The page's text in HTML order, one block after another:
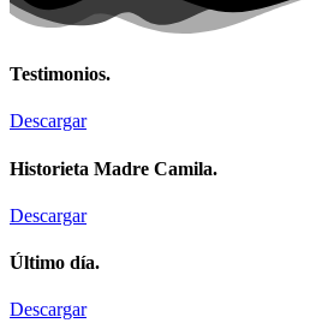
Testimonios.
Descargar
Historieta Madre Camila.
Descargar
Último día.
Descargar